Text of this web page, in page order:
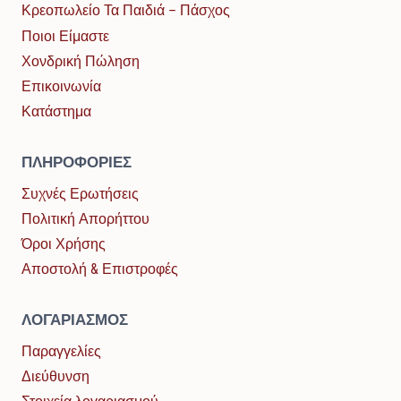
Κρεοπωλείο Τα Παιδιά – Πάσχος
Ποιοι Είμαστε
Χονδρική Πώληση
Επικοινωνία
Κατάστημα
ΠΛΗΡΟΦΟΡΊΕΣ
Συχνές Ερωτήσεις
Πολιτική Απορήττου
Όροι Χρήσης
Αποστολή & Επιστροφές
ΛΟΓΑΡΙΑΣΜΌΣ
Παραγγελίες
Διεύθυνση